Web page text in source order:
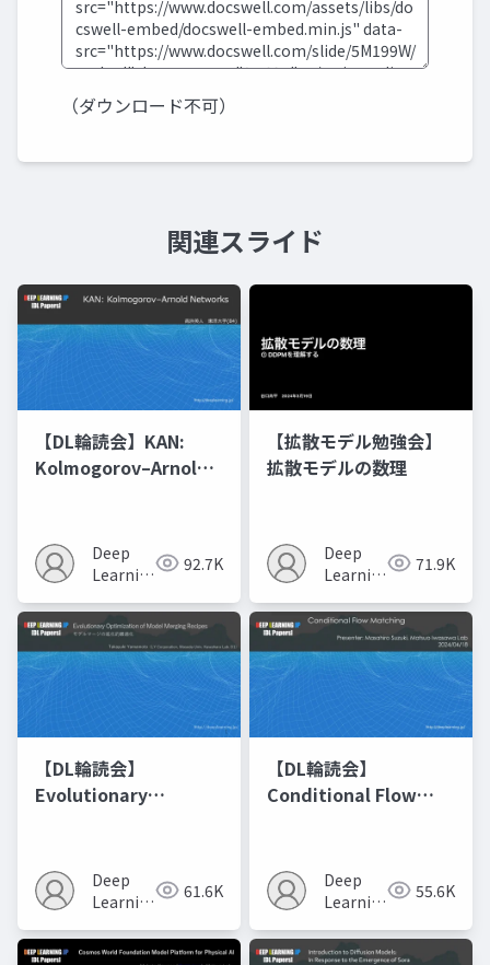
（ダウンロード不可）
関連スライド
【DL輪読会】KAN:
Kolmogorov–Arnold
Deep
Learning
92.7K
【拡散モデル勉強会】
拡散モデルの数理
Deep
Learning
71.9K
【DL輪読会】
Evolutionary
Recipes モデルマージ
の進化的最適化
Deep
Learning
61.6K
【DL輪読会】
Conditional Flow
Deep
Learning
55.6K